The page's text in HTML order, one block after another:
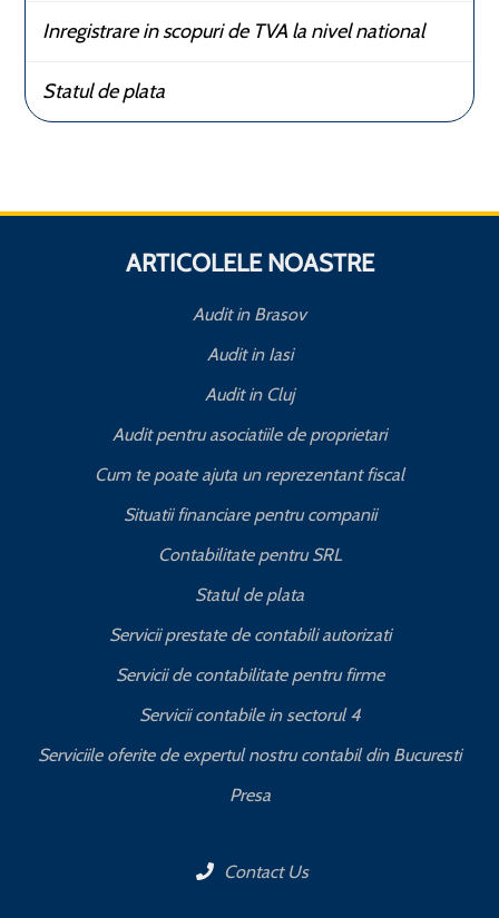
Inregistrare in scopuri de TVA la nivel national
Statul de plata
ARTICOLELE NOASTRE
Audit in Brasov
Audit in Iasi
Audit in Cluj
Audit pentru asociatiile de proprietari
Cum te poate ajuta un reprezentant fiscal
Situatii financiare pentru companii
Contabilitate pentru SRL
Statul de plata
Servicii prestate de contabili autorizati
Servicii de contabilitate pentru firme
Servicii contabile in sectorul 4
Serviciile oferite de expertul nostru contabil din Bucuresti
Presa
Contact Us